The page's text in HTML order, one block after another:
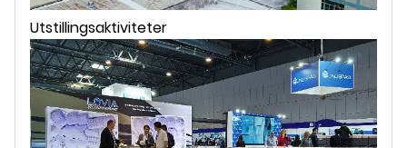
Utstillingsaktiviteter